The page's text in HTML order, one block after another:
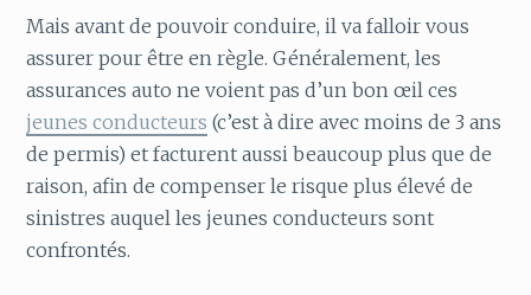
Mais avant de pouvoir conduire, il va falloir vous
assurer pour être en règle. Généralement, les
assurances auto ne voient pas d’un bon œil ces
jeunes conducteurs (c’est à dire avec moins de 3 ans
de permis) et facturent aussi beaucoup plus que de
raison, afin de compenser le risque plus élevé de
sinistres auquel les jeunes conducteurs sont
confrontés.